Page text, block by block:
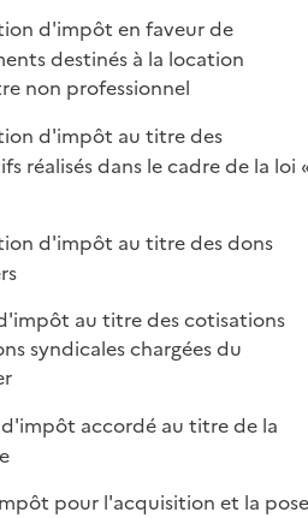
d'impôt en faveur de
destinés à la location
non professionnel
d'impôt au titre des
réalisés dans le cadre de la loi
d'impôt au titre des dons
au titre des cotisations
syndicales chargées du
accordé au titre de la
pour l'acquisition et la